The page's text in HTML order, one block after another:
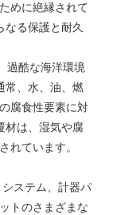
めに絶縁されて
なる保護と耐久
過酷な海洋環境
常、水、油、燃
腐食性要素に対
材は、湿気や腐
れています。
ステム、計器パ
トのさまざまな